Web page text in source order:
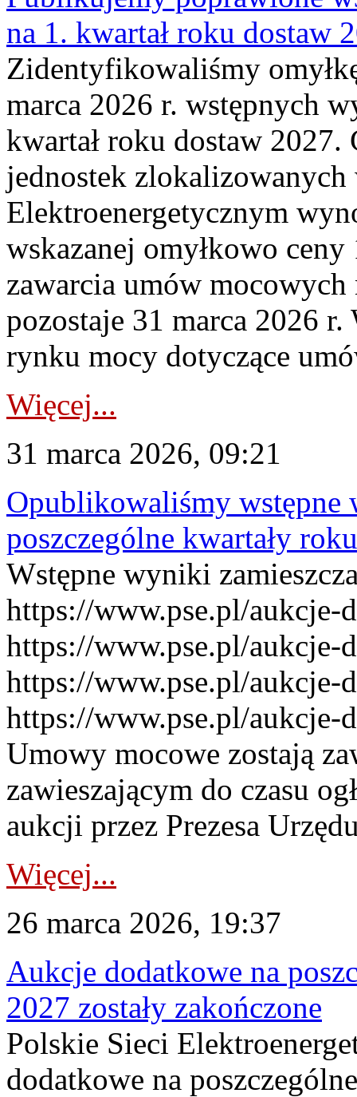
na 1. kwartał roku dostaw
Zidentyfikowaliśmy
marca 2026 r. wstępnych
kwartał roku dostaw
jednostek
Elektroenergetycznym
wskazanej omyłkowo
zawarcia umów
pozostaje 31 marca 2026
rynku mocy dotyczące
Więcej...
31 marca 2026, 09:21
Opublikowaliśmy
poszczególne kwartały
Wstępne wyniki
https://www.pse.pl/aukcje-
https://www.pse.pl/aukcje-
https://www.pse.pl/aukcje-
https://www.pse.pl/aukcje-
Umowy mocowe zostają
zawieszającym do czasu
aukcji przez Prezesa
Więcej...
26 marca 2026, 19:37
Aukcje dodatkowe na
2027 zostały zakończone
Polskie Sieci
dodatkowe na